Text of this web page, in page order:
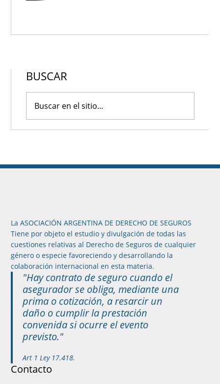
BUSCAR
La ASOCIACIÓN ARGENTINA DE DERECHO DE SEGUROS
Tiene por objeto el estudio y divulgación de todas las
cuestiones relativas al Derecho de Seguros de cualquier
género o especie favoreciendo y desarrollando la
colaboración internacional en esta materia.
"Hay contrato de seguro cuando el
asegurador se obliga, mediante una
prima o cotización, a resarcir un
daño o cumplir la prestación
convenida si ocurre el evento
previsto."
Art 1 Ley 17.418.
Contacto